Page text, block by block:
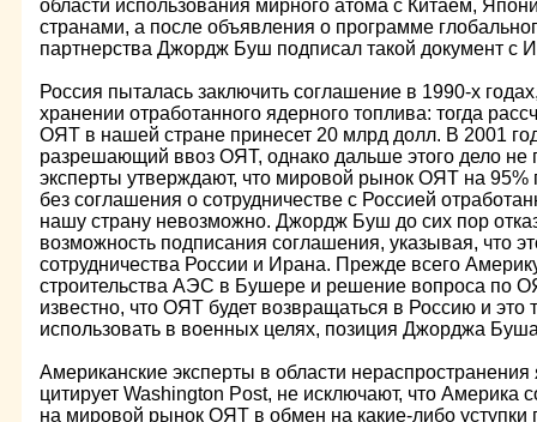
области использования мирного атома с Китаем,
странами, а после объявления о программе
партнерства Джордж Буш подписал такой документ с
Россия пыталась заключить соглашение в 1990-х
хранении отработанного ядерного топлива: тогда
ОЯТ в нашей стране принесет 20 млрд долл. В 2001
разрешающий ввоз ОЯТ, однако дальше этого дело не
эксперты утверждают, что мировой рынок ОЯТ на
без соглашения о сотрудничестве с Россией
нашу страну невозможно. Джордж Буш до сих пор
возможность подписания соглашения, указывая, что
сотрудничества России и Ирана. Прежде всего
строительства АЭС в Бушере и решение вопроса по
известно, что ОЯТ будет возвращаться в Россию и это
использовать в военных целях, позиция Джорджа
Американские эксперты в области
цитирует Washington Post, не исключают, что Америка
на мировой рынок ОЯТ в обмен на какие-либо уступки